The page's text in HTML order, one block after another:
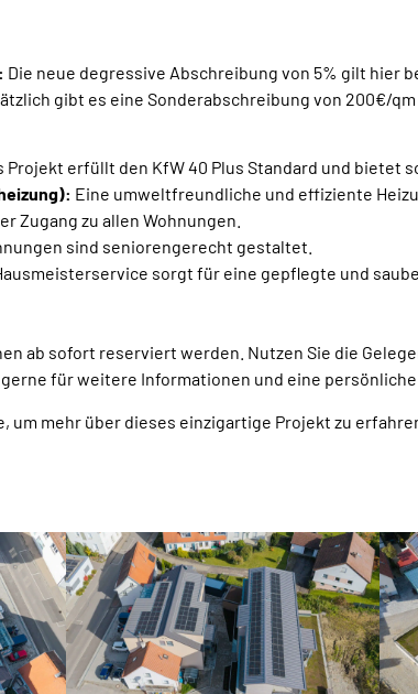
Die neue degressive Abschreibung von 5% gilt hier
gibt es eine Sonderabschreibung von 200€/qm
Projekt erfüllt den KfW 40 Plus Standard und bietet
Eine umweltfreundliche und effiziente
Zugang zu allen Wohnungen.
sind seniorengerecht gestaltet.
sorgt für eine gepflegte und
ab sofort reserviert werden. Nutzen Sie die
für weitere Informationen und eine persönliche
um mehr über dieses einzigartige Projekt zu